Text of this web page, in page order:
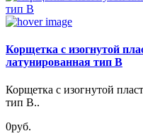
Корщетка с изогнутой
латунированная тип В
Корщетка с изогнутой
тип В..
0руб.